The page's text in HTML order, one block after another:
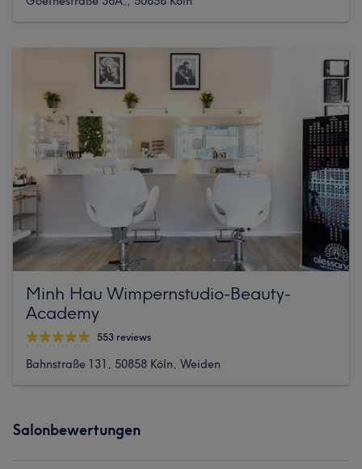
Minh Hau Wimpernstudio-Beauty-
Academy
553 reviews
Bahnstraße 131, 50858 Köln, Weiden
Salonbewertungen